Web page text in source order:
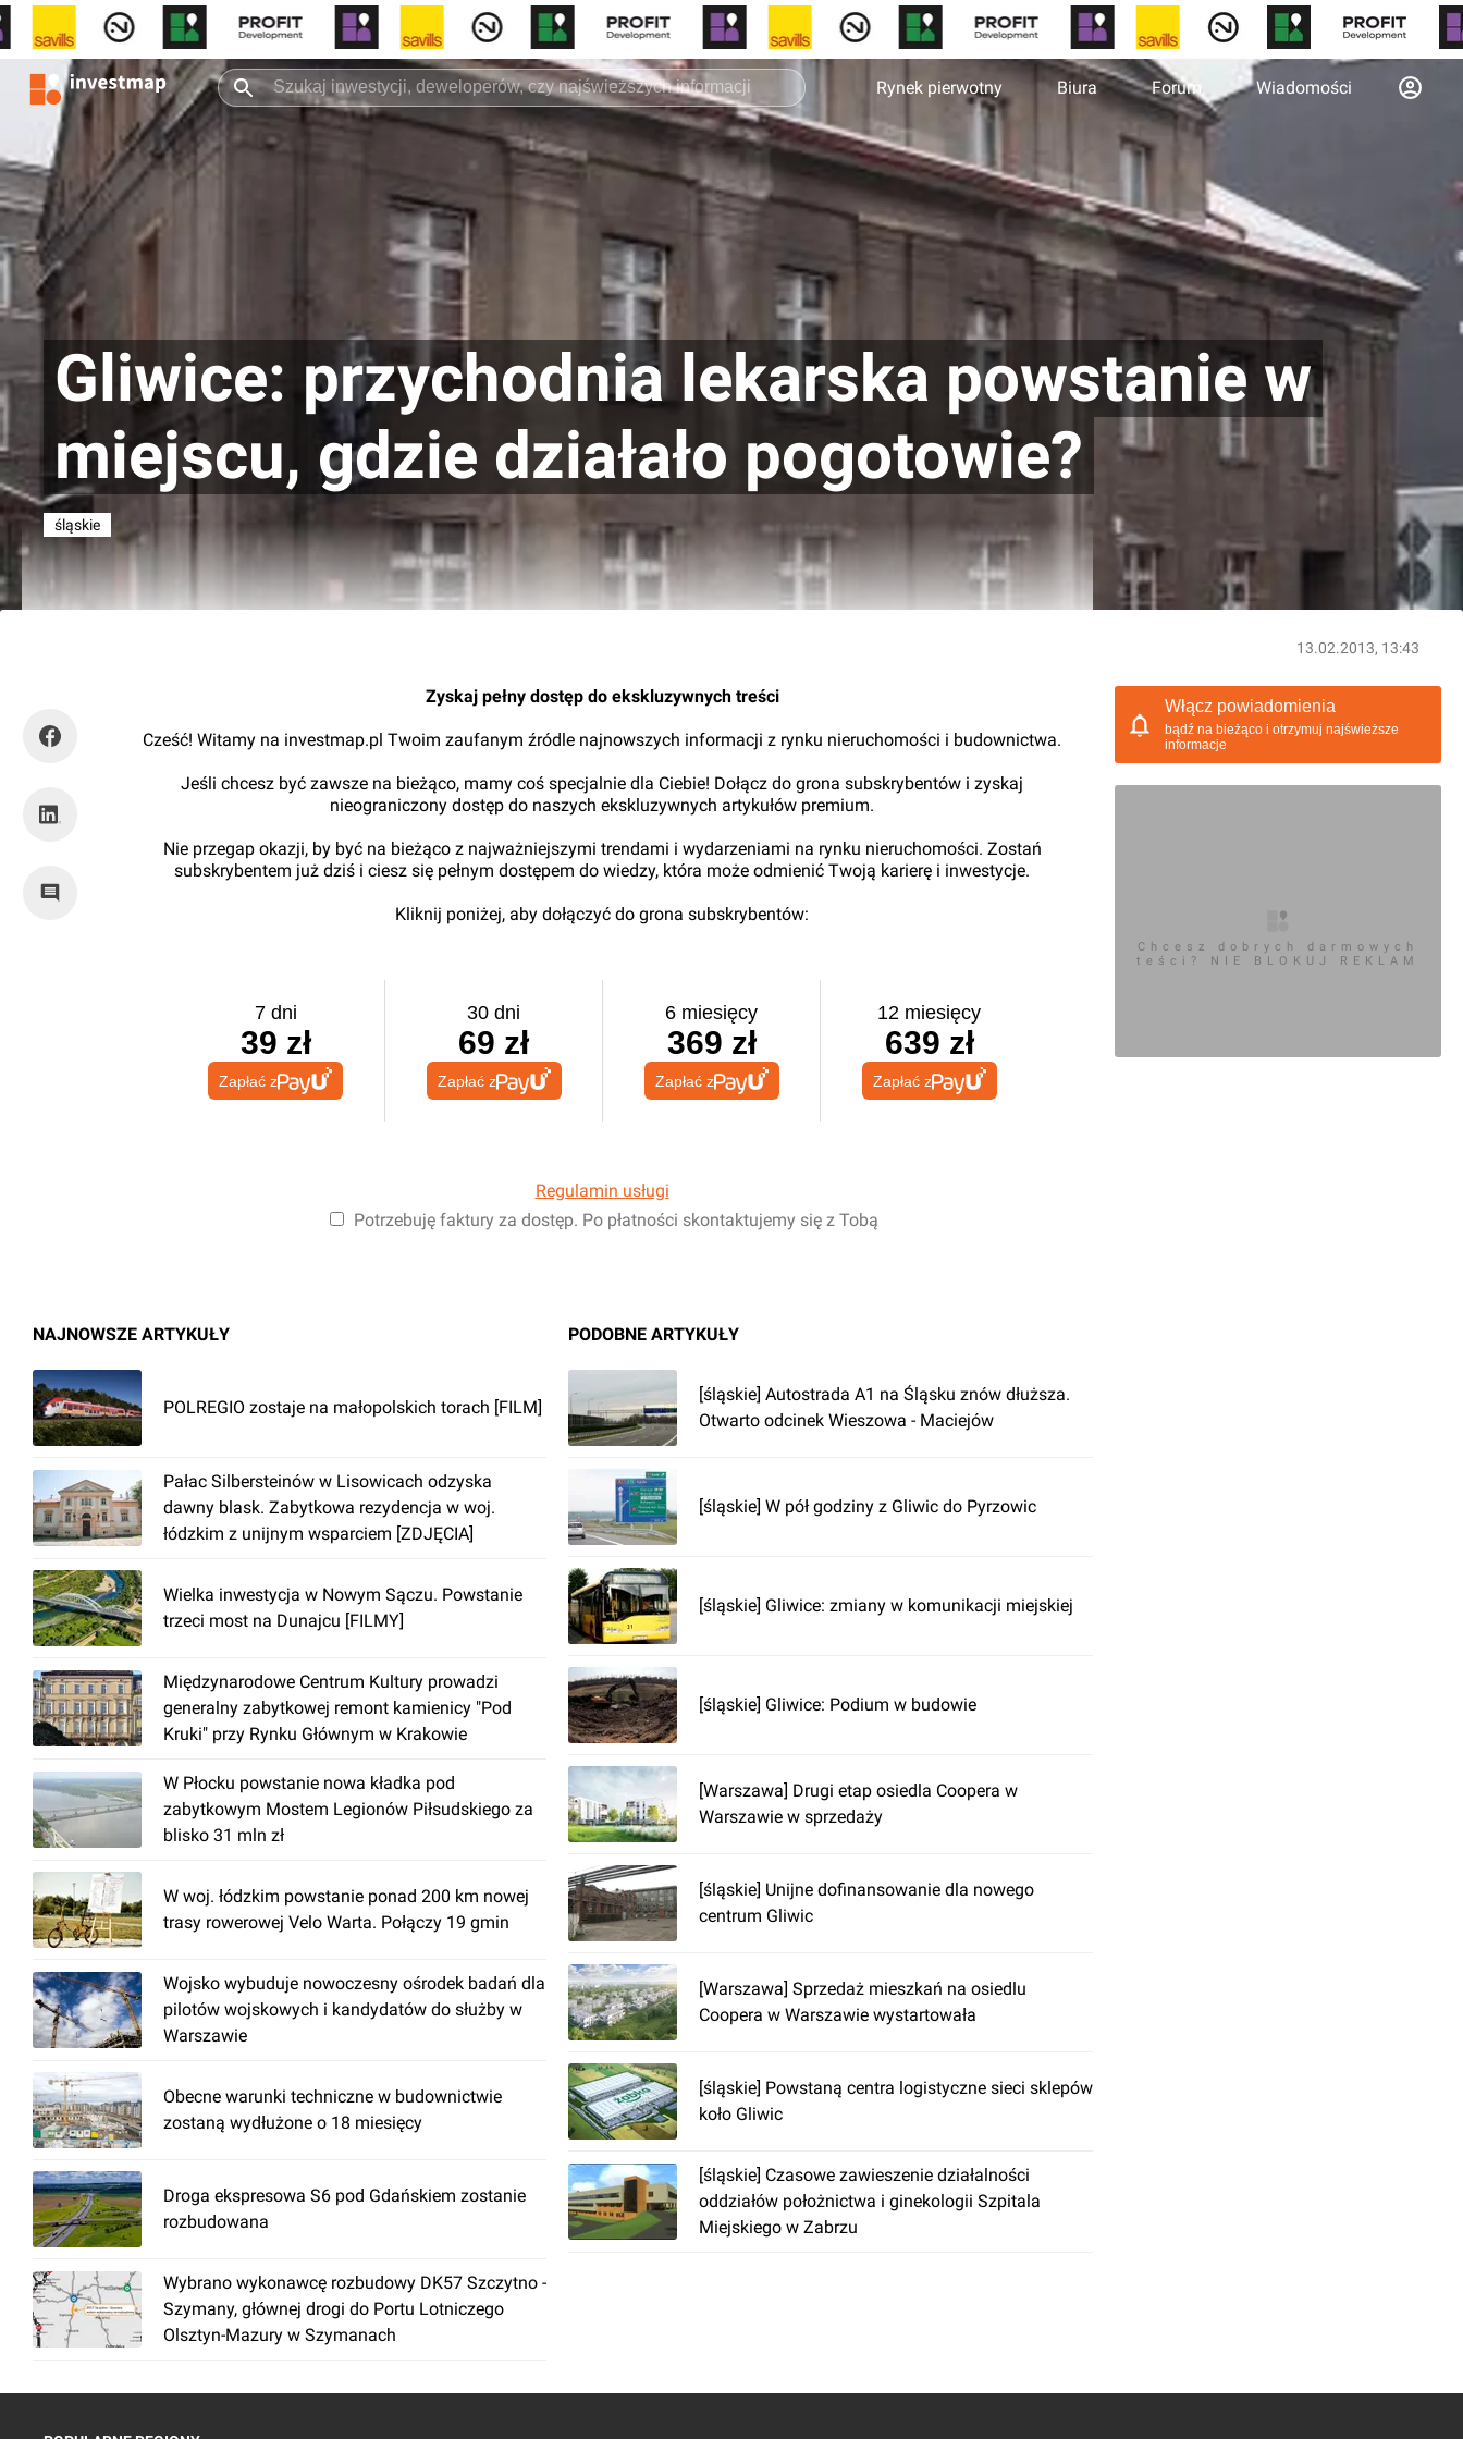
Rynek pierwotny Biura Forum Wiadomości
Gliwice: przychodnia lekarska powstanie w
miejscu, gdzie działało pogotowie?
śląskie
13.02.2013, 13:43
Zyskaj pełny dostęp do ekskluzywnych treści
Cześć! Witamy na investmap.pl Twoim zaufanym źródle najnowszych informacji z rynku nieruchomości i budownictwa.
Jeśli chcesz być zawsze na bieżąco, mamy coś specjalnie dla Ciebie! Dołącz do grona subskrybentów i zyskaj
nieograniczony dostęp do naszych ekskluzywnych artykułów premium.
Nie przegap okazji, by być na bieżąco z najważniejszymi trendami i wydarzeniami na rynku nieruchomości. Zostań
subskrybentem już dziś i ciesz się pełnym dostępem do wiedzy, która może odmienić Twoją karierę i inwestycje.
Kliknij poniżej, aby dołączyć do grona subskrybentów:
7 dni
39 zł
Zapłać z
30 dni
69 zł
Zapłać z
6 miesięcy
369 zł
Zapłać z
12 miesięcy
639 zł
Zapłać z
Regulamin usługi
Potrzebuję faktury za dostęp. Po płatności skontaktujemy się z Tobą
NAJNOWSZE ARTYKUŁY
POLREGIO zostaje na małopolskich torach [FILM]
Pałac Silbersteinów w Lisowicach odzyska
dawny blask. Zabytkowa rezydencja w woj.
łódzkim z unijnym wsparciem [ZDJĘCIA]
Wielka inwestycja w Nowym Sączu. Powstanie
trzeci most na Dunajcu [FILMY]
Międzynarodowe Centrum Kultury prowadzi
generalny zabytkowej remont kamienicy "Pod
Kruki" przy Rynku Głównym w Krakowie
W Płocku powstanie nowa kładka pod
zabytkowym Mostem Legionów Piłsudskiego za
blisko 31 mln zł
W woj. łódzkim powstanie ponad 200 km nowej
trasy rowerowej Velo Warta. Połączy 19 gmin
Wojsko wybuduje nowoczesny ośrodek badań dla
pilotów wojskowych i kandydatów do służby w
Warszawie
Obecne warunki techniczne w budownictwie
zostaną wydłużone o 18 miesięcy
Droga ekspresowa S6 pod Gdańskiem zostanie
rozbudowana
Wybrano wykonawcę rozbudowy DK57 Szczytno -
Szymany, głównej drogi do Portu Lotniczego
Olsztyn-Mazury w Szymanach
PODOBNE ARTYKUŁY
[śląskie] Autostrada A1 na Śląsku znów dłuższa.
Otwarto odcinek Wieszowa - Maciejów
[śląskie] W pół godziny z Gliwic do Pyrzowic
[śląskie] Gliwice: zmiany w komunikacji miejskiej
[śląskie] Gliwice: Podium w budowie
[Warszawa] Drugi etap osiedla Coopera w
Warszawie w sprzedaży
[śląskie] Unijne dofinansowanie dla nowego
centrum Gliwic
[Warszawa] Sprzedaż mieszkań na osiedlu
Coopera w Warszawie wystartowała
[śląskie] Powstaną centra logistyczne sieci sklepów
koło Gliwic
[śląskie] Czasowe zawieszenie działalności
oddziałów położnictwa i ginekologii Szpitala
Miejskiego w Zabrzu
Włącz powiadomienia
bądź na bieżąco i otrzymuj najświeższe
informacje
Chcesz dobrych darmowych
teści? NIE BLOKUJ REKLAM